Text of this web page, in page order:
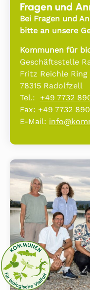
Fragen und
Bei Fragen und
bitte an unsere
Kommunen für
Geschäftsstelle
Fritz Reichle Ring
78315 Radolfzell
Tel.: +49 7732
Fax: +49 7732
E-Mail: